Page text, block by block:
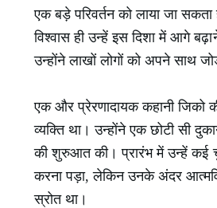
एक बड़े परिवर्तन को लाया जा
विश्वास ही उन्हें इस दिशा में आगे
उन्होंने लाखों लोगों को अपने साथ
एक और प्रेरणादायक कहानी जिको
व्यक्ति था। उन्होंने एक छोटी सी
की शुरुआत की। प्रारंभ में उन्हें कई
करना पड़ा, लेकिन उनके अंदर
स्रोत था।